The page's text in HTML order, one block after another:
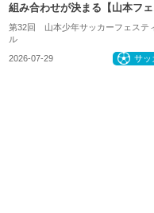
組み合わせが決まる【山本フェ
第32回 山本少年サッカーフェステ
ル
2026-07-29 サッ